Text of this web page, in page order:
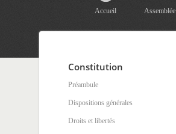
Accueil Assemblée
Constitution
Préambule
Dispositions générales
Droits et libertés